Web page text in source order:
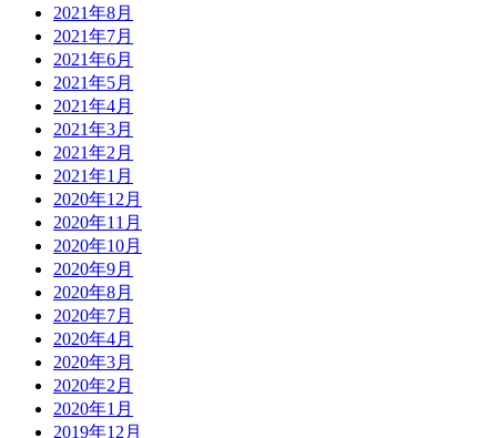
2021年8月
2021年7月
2021年6月
2021年5月
2021年4月
2021年3月
2021年2月
2021年1月
2020年12月
2020年11月
2020年10月
2020年9月
2020年8月
2020年7月
2020年4月
2020年3月
2020年2月
2020年1月
2019年12月